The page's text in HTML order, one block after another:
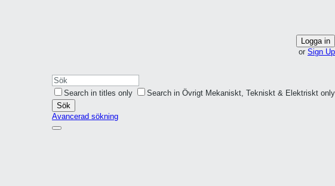
Logga in
or Sign Up
Search in titles only
Search in Övrigt Mekaniskt, Tekniskt & Elektriskt only
Sök
Avancerad sökning